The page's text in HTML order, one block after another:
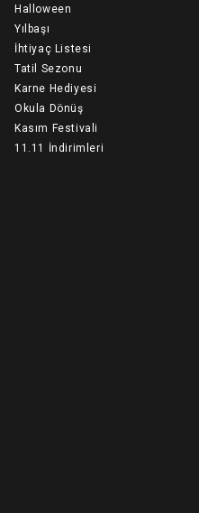
Halloween
Yılbaşı
İhtiyaç Listesi
Tatil Sezonu
Karne Hediyesi
Okula Dönüş
Kasım Festivali
11.11 İndirimleri